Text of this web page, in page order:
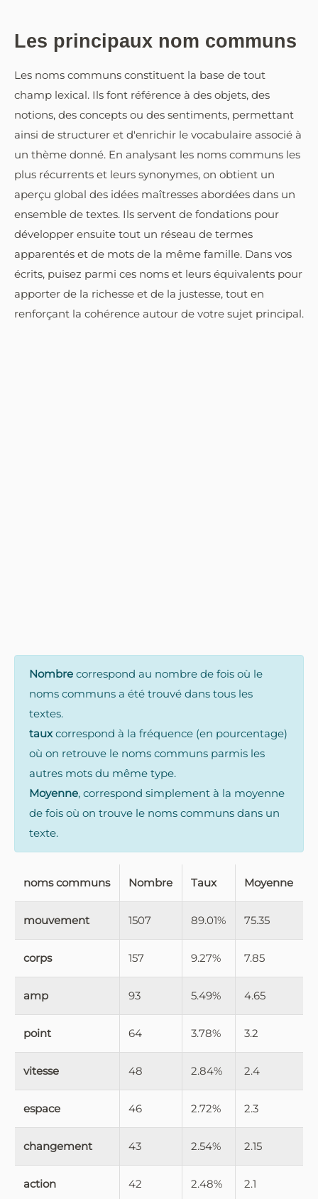
Les principaux nom communs
Les noms communs constituent la base de tout
champ lexical. Ils font référence à des objets, des
notions, des concepts ou des sentiments, permettant
ainsi de structurer et d'enrichir le vocabulaire associé à
un thème donné. En analysant les noms communs les
plus récurrents et leurs synonymes, on obtient un
aperçu global des idées maîtresses abordées dans un
ensemble de textes. Ils servent de fondations pour
développer ensuite tout un réseau de termes
apparentés et de mots de la même famille. Dans vos
écrits, puisez parmi ces noms et leurs équivalents pour
apporter de la richesse et de la justesse, tout en
renforçant la cohérence autour de votre sujet principal.
Nombre correspond au nombre de fois où le
noms communs a été trouvé dans tous les
textes.
tauxcorrespond à la fréquence (en pourcentage)
où on retrouve le noms communs parmis les
autres mots du même type.
Moyenne, correspond simplement à la moyenne
de fois où on trouve le noms communs dans un
texte.
noms communs Nombre Taux Moyenne
mouvement 1507 89.01% 75.35
corps 157 9.27% 7.85
amp 93 5.49% 4.65
point 64 3.78% 3.2
vitesse 48 2.84% 2.4
espace 46 2.72% 2.3
changement 43 2.54% 2.15
action 42 2.48% 2.1